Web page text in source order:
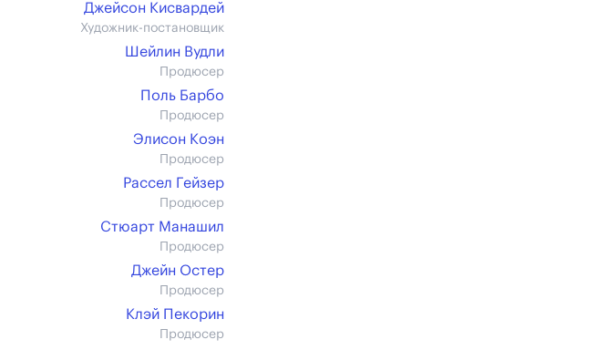
Джейсон Кисвардей
Художник-постановщик
Шейлин Вудли
Продюсер
Поль Барбо
Продюсер
Элисон Коэн
Продюсер
Рассел Гейзер
Продюсер
Стюарт Манашил
Продюсер
Джейн Остер
Продюсер
Клэй Пекорин
Продюсер